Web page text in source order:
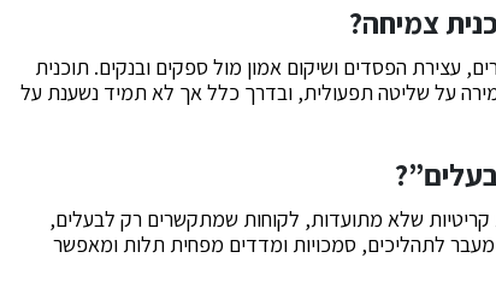
צמיחה?
עצירת הפסדים ושיקום אמון מול ספקים ובנקים. תוכנית
על שליטה תפעולית, ובדרך כלל אך לא תמיד נשענת על
קריטיות שלא מתועדות, לקוחות שמתקשרים רק לבעלים,
מעבר לתהליכים, סמכויות ומדדים מפחית תלות ומאפשר